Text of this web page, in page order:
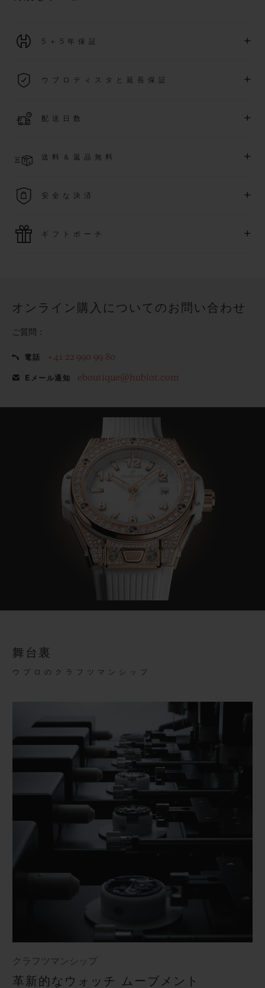
5＋5年保証 +
際保証が適用されます。
ウブロティスタと延長保証 +
月1 日以降に購入された時計を対象に、保証を
詳細を表示する
配送日数 +
より異なる場合がございます
送料＆返品無料 +
す
安全な決済 +
ご購入は迅速で安全に処理され、お客様の個人情報は確実に
ギフトポーチ +
オンライン購入についてのお問い合わせ
ご質問：
電話 +41 22 990 99 80
Eメール通知 eboutique@hublot.com
舞台裏
ウブロのクラフツマンシップ
クラフツマンシップ
革新的なウォッチ ムーブメント